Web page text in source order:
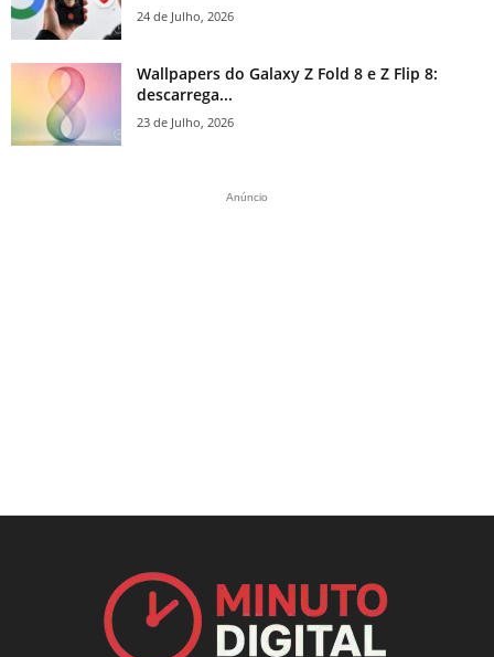
24 de Julho, 2026
Wallpapers do Galaxy Z Fold 8 e Z Flip 8:
descarrega...
23 de Julho, 2026
Anúncio